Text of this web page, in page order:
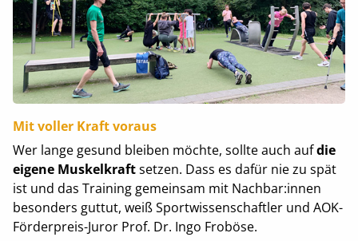
Mit voller Kraft voraus
Wer lange gesund bleiben möchte, sollte auch aufdie
eigene Muskelkraftsetzen. Dass es dafür nie zu spät
ist und das Training gemeinsam mit Nachbar:innen
besonders guttut, weiß Sportwissenschaftler und AOK-
Förderpreis-Juror Prof. Dr. Ingo Froböse.